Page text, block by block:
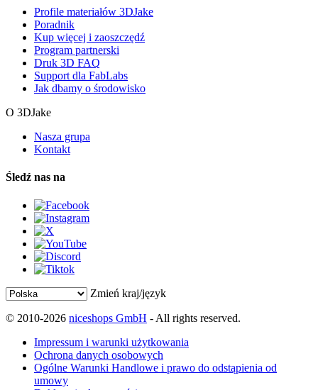
Profile materiałów 3DJake
Poradnik
Kup więcej i zaoszczędź
Program partnerski
Druk 3D FAQ
Support dla FabLabs
Jak dbamy o środowisko
O 3DJake
Nasza grupa
Kontakt
Śledź nas na
Zmień kraj/język
© 2010-2026 niceshops GmbH - All rights reserved.
Impressum i warunki użytkowania
Ochrona danych osobowych
Ogólne Warunki Handlowe i prawo do odstąpienia od
umowy